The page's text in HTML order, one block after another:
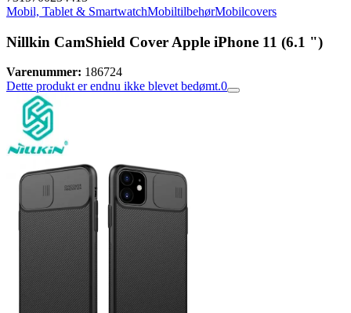
Mobil, Tablet & SmartwatchMobiltilbehørMobilcovers
Nillkin CamShield Cover Apple iPhone 11 (6.1 ")
Varenummer: 186724
Dette produkt er endnu ikke blevet bedømt.0